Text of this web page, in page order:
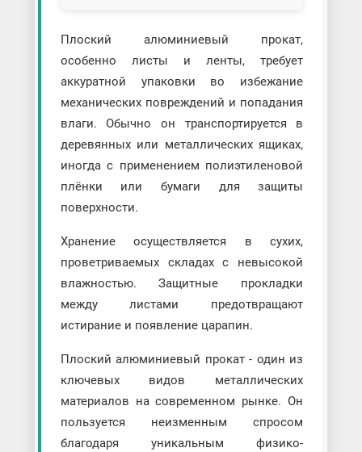
Плоский алюминиевый прокат,
особенно листы и ленты, требует
аккуратной упаковки во избежание
механических повреждений и попадания
влаги. Обычно он транспортируется в
деревянных или металлических ящиках,
иногда с применением полиэтиленовой
плёнки или бумаги для защиты
поверхности.
Хранение осуществляется в сухих,
проветриваемых складах с невысокой
влажностью. Защитные прокладки
между листами предотвращают
истирание и появление царапин.
Плоский алюминиевый прокат - один из
ключевых видов металлических
материалов на современном рынке. Он
пользуется неизменным спросом
благодаря уникальным физико-